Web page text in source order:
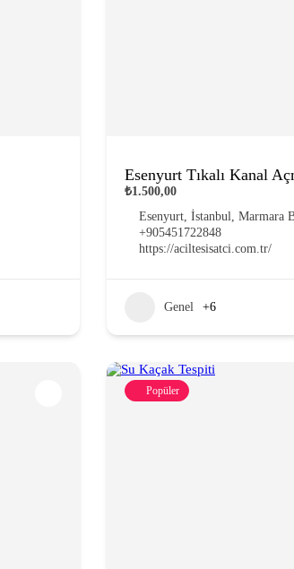
Esenyurt Tıkalı Kanal
₺1.500,00
Esenyurt, İstanbul, Marmara
+905451722848
https://aciltesisatci.com.tr/
Genel +6
Popüler